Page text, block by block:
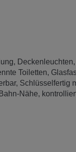
Deckenleuchten
Toiletten
Schlüsselfertig
Nähe